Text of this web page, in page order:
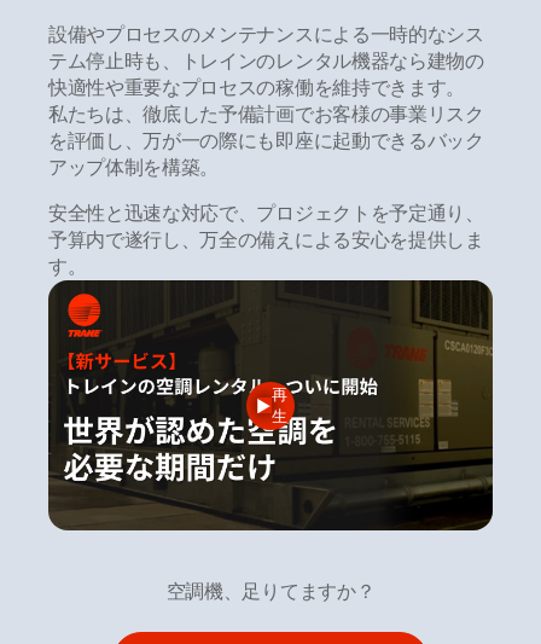
設備やプロセスのメンテナンスによる一時的なシス
テム停止時も、トレインのレンタル機器なら建物の
快適性や重要なプロセスの稼働を維持できます。
私たちは、徹底した予備計画でお客様の事業リスク
を評価し、万が一の際にも即座に起動できるバック
アップ体制を構築。
安全性と迅速な対応で、プロジェクトを予定通り、
予算内で遂行し、万全の備えによる安心を提供しま
す。
再
生
空調機、足りてますか？